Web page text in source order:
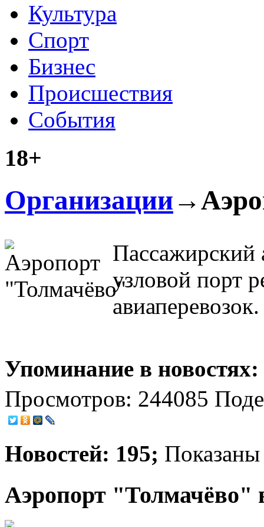
Культура
Спорт
Бизнес
Происшествия
События
18+
Организации
Пассажирский
узловой порт
авиаперевозок.
Упоминание в новостях:
Просмотров: 244085
Новостей: 195;
Аэропорт "Толмачёво"